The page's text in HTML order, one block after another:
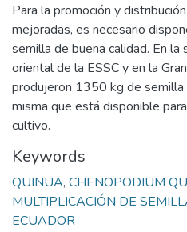
Para la promoción y
mejoradas, es necesario
semilla de buena calidad. En la
oriental de la ESSC y en la
produjeron 1350 kg de semilla
misma que está disponible
cultivo.
Keywords
QUINUA, CHENOPODIUM
MULTIPLICACIÓN DE
ECUADOR